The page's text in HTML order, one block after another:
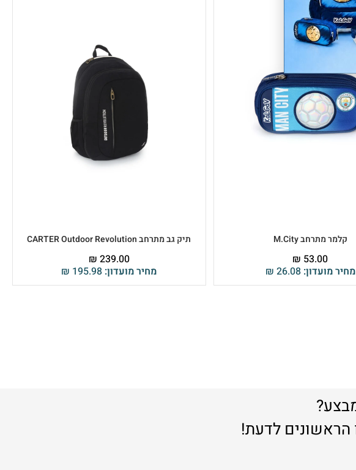
קלמר מתרחב M.City
מחיר מועדון: ₪ 26.08
₪ 53.00
תיק גב מתרחב CARTER Outdoor Revolution
מחיר מועדון: ₪ 195.98
₪ 239.00
הראשונים לדעת!